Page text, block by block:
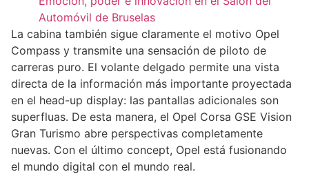
Automóvil de Bruselas
La cabina también sigue claramente el motivo Opel
Compass y transmite una sensación de piloto de
carreras puro. El volante delgado permite una vista
directa de la información más importante proyectada
en el head-up display: las pantallas adicionales son
superfluas. De esta manera, el Opel Corsa GSE Vision
Gran Turismo abre perspectivas completamente
nuevas. Con el último concept, Opel está fusionando
el mundo digital con el mundo real.